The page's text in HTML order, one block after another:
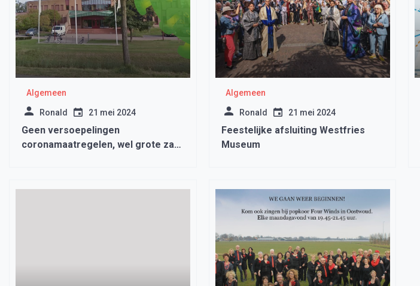
Algemeen
Ronald 21 mei 2024
Geen versoepelingen
coronamaatregelen, wel grote zak
Algemeen
Ronald 21 mei 2024
Feestelijke afsluiting Westfries
Museum